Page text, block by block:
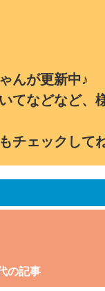
んが更新中♪
てなどなど、
チェックして
の記事